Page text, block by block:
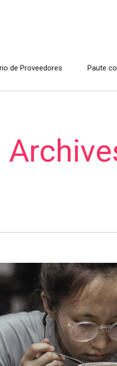
de Proveedores Paute